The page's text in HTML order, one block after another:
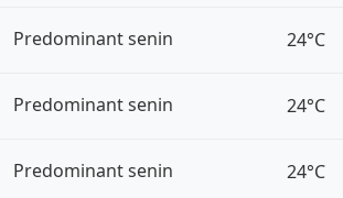
Predominant senin 24°C
Predominant senin 24°C
Predominant senin 24°C